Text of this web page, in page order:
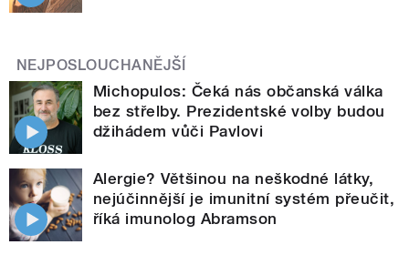
NEJPOSLOUCHANĚJŠÍ
Michopulos: Čeká nás občanská válka
bez střelby. Prezidentské volby budou
džihádem vůči Pavlovi
Alergie? Většinou na neškodné látky,
nejúčinnější je imunitní systém přeučit,
říká imunolog Abramson